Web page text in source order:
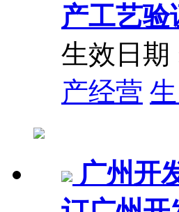
产工艺验
生效日期
产经营
广州开